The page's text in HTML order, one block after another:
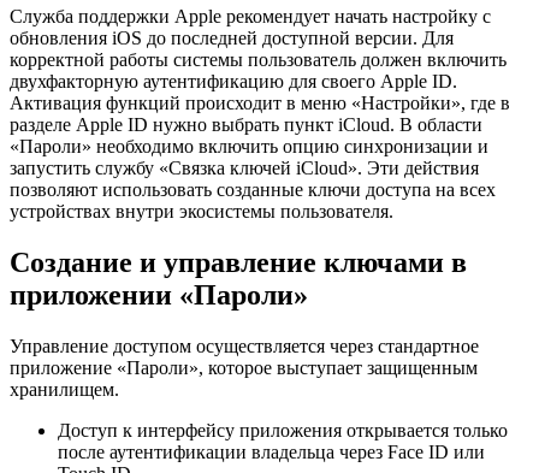
Служба поддержки Apple рекомендует начать настройку с
обновления iOS до последней доступной версии. Для
корректной работы системы пользователь должен включить
двухфакторную аутентификацию для своего Apple ID.
Активация функций происходит в меню «Настройки», где в
разделе Apple ID нужно выбрать пункт iCloud. В области
«Пароли» необходимо включить опцию синхронизации и
запустить службу «Связка ключей iCloud». Эти действия
позволяют использовать созданные ключи доступа на всех
устройствах внутри экосистемы пользователя.
Создание и управление ключами в
приложении «Пароли»
Управление доступом осуществляется через стандартное
приложение «Пароли», которое выступает защищенным
хранилищем.
Доступ к интерфейсу приложения открывается только
после аутентификации владельца через Face ID или